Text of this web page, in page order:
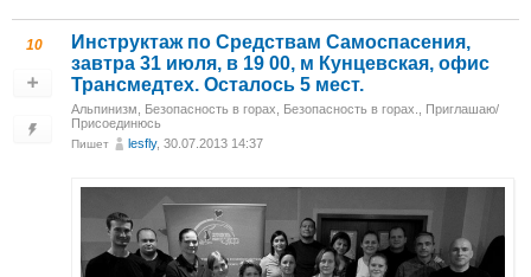
10
Инструктаж по Средствам Самоспасения,
завтра 31 июля, в 19 00, м Кунцевская, офис
Трансмедтех. Осталось 5 мест.
Альпинизм Безопасность в горах Безопасность в горах.
Приглашаю/
Присоединюсь
Пишет lesfly, 30.07.2013 14:37